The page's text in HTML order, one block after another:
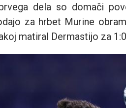
dela so domači
za hrbet Murine
matiral Dermastijo za